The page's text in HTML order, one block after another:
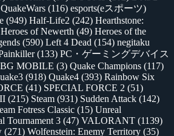
(116) esports(eスポーツ)
(949) Half-Life2 (242) Hearthstone:
Heroes of Newerth (49) Heroes of the
(590) Left 4 Dead (154) negitaku
(133) PC・ゲーミングデバイス
MOBILE (3) Quake Champions (117)
(918) Quake4 (393) Rainbow Six
(41) SPECIAL FORCE 2 (51)
(215) Steam (931) Sudden Attack (142)
Fotress Classic (15) Unreal
Tournament 3 (47) VALORANT (1139)
(271) Wolfenstein: Enemy Territory (35)